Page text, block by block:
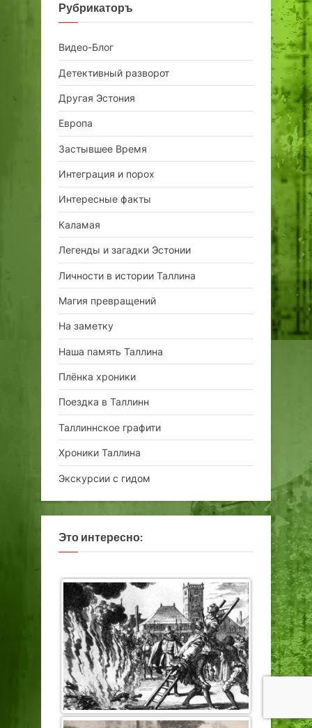
Рубрикаторъ
Видео-Блог
Детективный разворот
Другая Эстония
Европа
Застывшее Время
Интеграция и порох
Интересные факты
Каламая
Легенды и загадки Эстонии
Личности в истории Таллина
Магия превращений
На заметку
Наша память Таллина
Плёнка хроники
Поездка в Таллинн
Таллиннское графити
Хроники Таллина
Экскурсии с гидом
Это интересно: